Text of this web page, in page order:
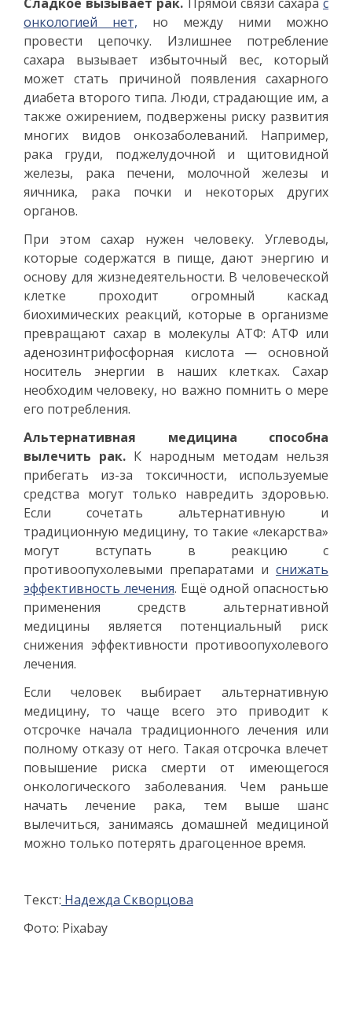
онкологией нет, но между ними можно
провести цепочку. Излишнее потребление
сахара вызывает избыточный вес, который
может стать причиной появления сахарного
диабета второго типа. Люди, страдающие им, а
также ожирением, подвержены риску развития
многих видов онкозаболеваний. Например,
рака груди, поджелудочной и щитовидной
железы, рака печени, молочной железы и
яичника, рака почки и некоторых других
органов.
При этом сахар нужен человеку. Углеводы,
которые содержатся в пище, дают энергию и
основу для жизнедеятельности. В человеческой
клетке проходит огромный каскад
биохимических реакций, которые в организме
превращают сахар в молекулы АТФ: АТФ или
аденозинтрифосфорная кислота — основной
носитель энергии в наших клетках. Сахар
необходим человеку, но важно помнить о мере
его потребления.
Альтернативная медицина способна
вылечить рак. К народным методам нельзя
прибегать из-за токсичности, используемые
средства могут только навредить здоровью.
Если сочетать альтернативную и
традиционную медицину, то такие «лекарства»
могут вступать в реакцию с
противоопухолевыми препаратами и снижать
эффективность лечения. Ещё одной опасностью
применения средств альтернативной
медицины является потенциальный риск
снижения эффективности противоопухолевого
лечения.
Если человек выбирает альтернативную
медицину, то чаще всего это приводит к
отсрочке начала традиционного лечения или
полному отказу от него. Такая отсрочка влечет
повышение риска смерти от имеющегося
онкологического заболевания. Чем раньше
начать лечение рака, тем выше шанс
вылечиться, занимаясь домашней медициной
можно только потерять драгоценное время.
Текст: Надежда Скворцова
Фото: Pixabay